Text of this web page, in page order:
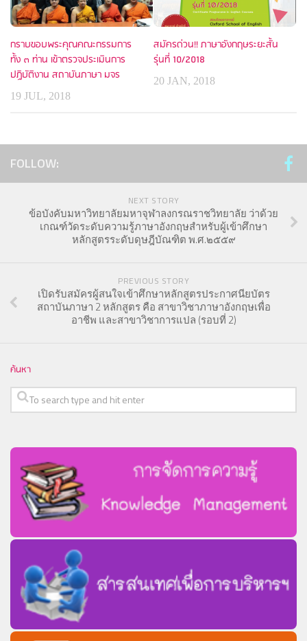
กราบขอบพระคุณคณะกรรมการ
ทั้ง ๓ ท่าน เข้าตรวจประเมินการ
ปฏิบัติงาน สถาบันภาษา มจร
19 JUL, 2018
สมัครด่วน!! ภาษาอังกฤษระยะสั้น
รุ่นที่ 10/2018
20 JAN, 2018
FOLLOW:
NEXT STORY
ข้อบังคับมหาวิทยาลัยมหาจุฬาลงกรณราชวิทยาลัย ว่าด้วย
เกณฑ์วัดระดับความรู้ภาษาอังกฤษสำหรับผู้เข้าศึกษา
หลักสูตรระดับดุษฎีบัณฑิต พ.ศ.๒๕๕๙
PREVIOUS STORY
เปิดรับสมัครผู้สนใจเข้าศึกษาหลักสูตรประกาศนียบัตร
สถาบันภาษา 2 หลักสูตร คือ สาขาวิชาภาษาอังกฤษเพื่อ
อาชีพ และสาขาวิชาการแปล (รอบที่ 2)
ค้นหา